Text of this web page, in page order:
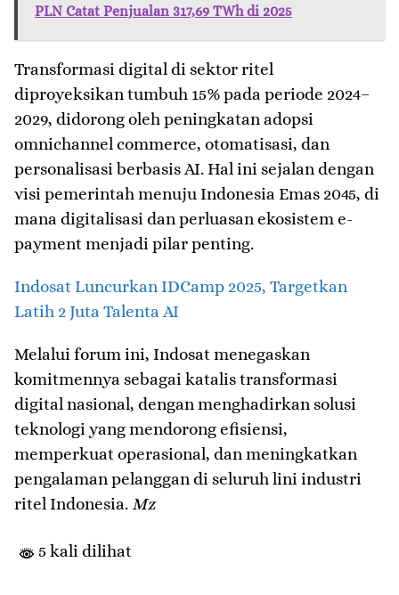
PLN Catat Penjualan 317,69 TWh di 2025
Transformasi digital di sektor ritel
diproyeksikan tumbuh 15% pada periode 2024–
2029, didorong oleh peningkatan adopsi
omnichannel commerce, otomatisasi, dan
personalisasi berbasis AI. Hal ini sejalan dengan
visi pemerintah menuju Indonesia Emas 2045, di
mana digitalisasi dan perluasan ekosistem e-
payment menjadi pilar penting.
Indosat Luncurkan IDCamp 2025, Targetkan
Latih 2 Juta Talenta AI
Melalui forum ini, Indosat menegaskan
komitmennya sebagai katalis transformasi
digital nasional, dengan menghadirkan solusi
teknologi yang mendorong efisiensi,
memperkuat operasional, dan meningkatkan
pengalaman pelanggan di seluruh lini industri
ritel Indonesia. Mz
5 kali dilihat